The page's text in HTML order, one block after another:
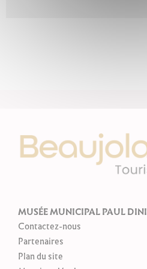
MUSÉE MUNICIPAL PAUL DINI
Contactez-nous
Partenaires
Plan du site